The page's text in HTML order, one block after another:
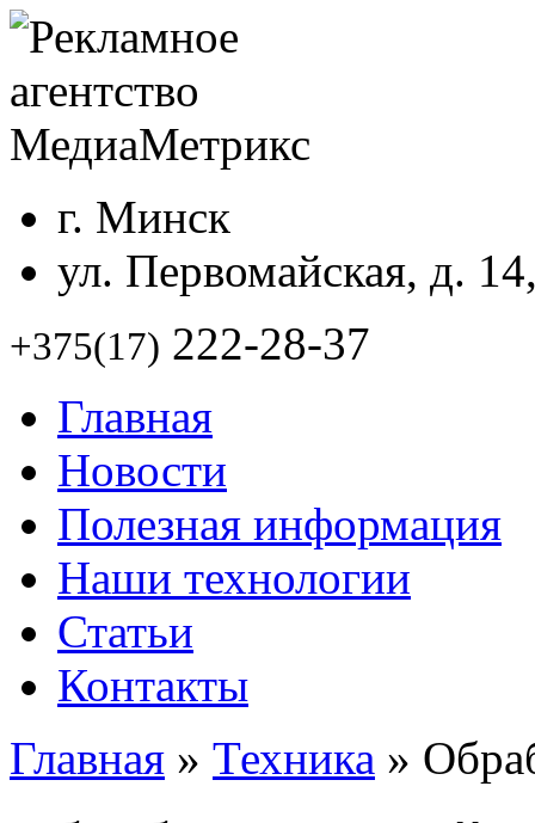
г. Минск
ул. Первомайская, д.
+375(17) 222-28-37
Главная
Новости
Полезная информация
Наши технологии
Статьи
Контакты
Главная » Техника »